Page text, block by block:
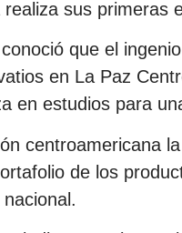
sus primeras
que el
en La Paz
en estudios para
centroamericana
de los